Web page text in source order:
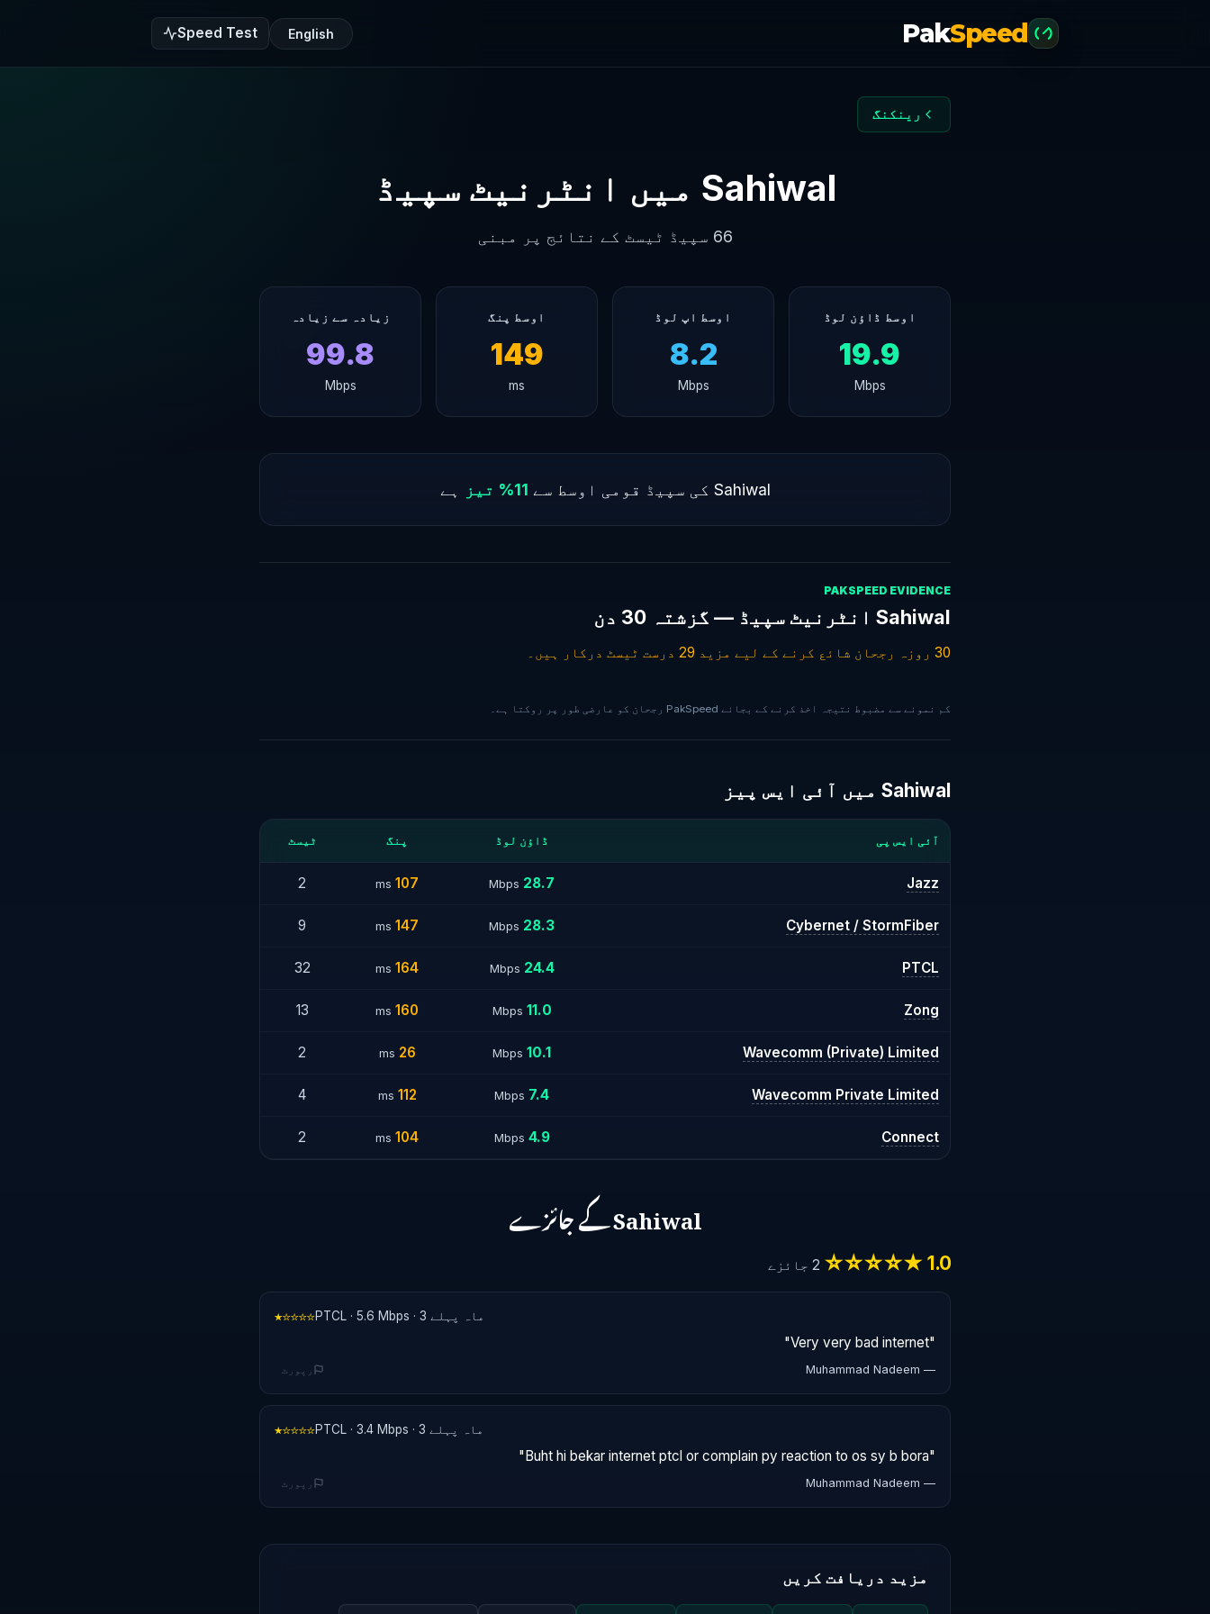
PakSpeed
Speed Test English
رینکنگ
Sahiwal میں انٹرنیٹ سپیڈ
66 سپیڈ ٹیسٹ کے نتائج پر مبنی
اوسط ڈاؤن لوڈ
19.9
Mbps
اوسط اپ لوڈ
8.2
Mbps
اوسط پنگ
149
ms
زیادہ سے زیادہ
99.8
Mbps
Sahiwal کی سپیڈ قومی اوسط سے 11% تیز ہے
PAKSPEED EVIDENCE
Sahiwal انٹرنیٹ سپیڈ — گزشتہ 30 دن
30 روزہ رجحان شائع کرنے کے لیے مزید 29 درست ٹیسٹ درکار ہیں۔
کم نمونے سے مضبوط نتیجہ اخذ کرنے کے بجائے PakSpeed رجحان کو عارضی طور پر روکتا ہے۔
Sahiwal میں آئی ایس پیز
آئی ایس پی ڈاؤن لوڈ پنگ ٹیسٹ
Jazz
28.7
Mbps
107
ms
2
Cybernet / StormFiber
28.3
Mbps
147
ms
9
PTCL
24.4
Mbps
164
ms
32
Zong
11.0
Mbps
160
ms
13
Wavecomm (Private) Limited
10.1
Mbps
26
ms
2
Wavecomm Private Limited
7.4
Mbps
112
ms
4
Connect
4.9
Mbps
104
ms
2
Sahiwal کے جائزے
1.0 ★☆☆☆☆
★☆☆☆☆ PTCL · 5.6 Mbps · 3 ماہ پہلے
"Very very bad internet"
— Muhammad Nadeem رپورٹ
★☆☆☆☆ PTCL · 3.4 Mbps · 3 ماہ پہلے
"Buht hi bekar internet ptcl or complain py reaction to os sy b bora"
— Muhammad Nadeem رپورٹ
مزید دریافت کریں